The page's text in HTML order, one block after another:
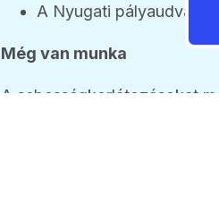
A Nyugati
Még van munka
A sebességkorlátozásokat